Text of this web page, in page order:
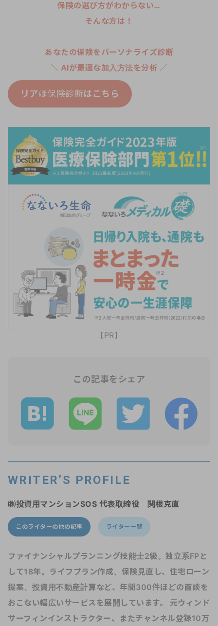
保険の選び方がわからない…
そんな方は！
あなたの保険をパーソナライズ診断
＼ AIが最適な加入方法を分析 ／
リアほ保険診断はこちら
【PR】
この記事をシェア
WRITER’S PROFILE
㈱投資用マンションSOS 代表取締役 関根克直
このライターの他の記事 ライター一覧
ファイナンシャルプランニング技能士2級。独立系FPと
して18年。ライフプラン作成、保険見直し、住宅ローン
提案、投資用不動産計算など、年間300件ほどの面談を
おこない幅広いサービスを展開しています。 元ウィンド
サーフィンインストラクター、またチャンネル登録10万